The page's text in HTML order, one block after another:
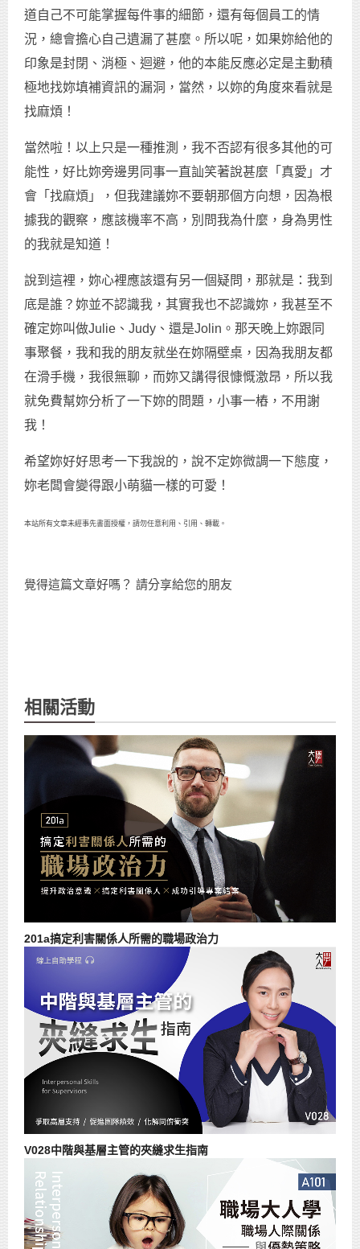
道自己不可能掌握每件事的細節，還有每個員工的情
況，總會擔心自己遺漏了甚麼。所以呢，如果妳給他的
印象是封閉、消極、迴避，他的本能反應必定是主動積
極地找妳填補資訊的漏洞，當然，以妳的角度來看就是
找麻煩！
當然啦！以上只是一種推測，我不否認有很多其他的可
能性，好比妳旁邊男同事一直訕笑著說甚麼「真愛」才
會「找麻煩」，但我建議妳不要朝那個方向想，因為根
據我的觀察，應該機率不高，別問我為什麼，身為男性
的我就是知道！
說到這裡，妳心裡應該還有另一個疑問，那就是：我到
底是誰？妳並不認識我，其實我也不認識妳，我甚至不
確定妳叫做Julie、Judy、還是Jolin。那天晚上妳跟同
事聚餐，我和我的朋友就坐在妳隔壁桌，因為我朋友都
在滑手機，我很無聊，而妳又講得很慷慨激昂，所以我
就免費幫妳分析了一下妳的問題，小事一樁，不用謝
我！
希望妳好好思考一下我說的，說不定妳微調一下態度，
妳老闆會變得跟小萌貓一樣的可愛！
本站所有文章未經事先書面授權，請勿任意利用、引用、轉載。
覺得這篇文章好嗎？ 請分享給您的朋友
相關活動
201a搞定利害關係人所需的職場政治力
V028中階與基層主管的夾縫求生指南